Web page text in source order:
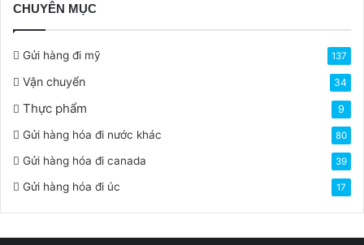
CHUYÊN MỤC
Gửi hàng đi mỹ 137
Vận chuyển 34
Thực phẩm 9
Gửi hàng hóa đi nước khác 80
Gửi hàng hóa đi canada 39
Gửi hàng hóa đi úc 17